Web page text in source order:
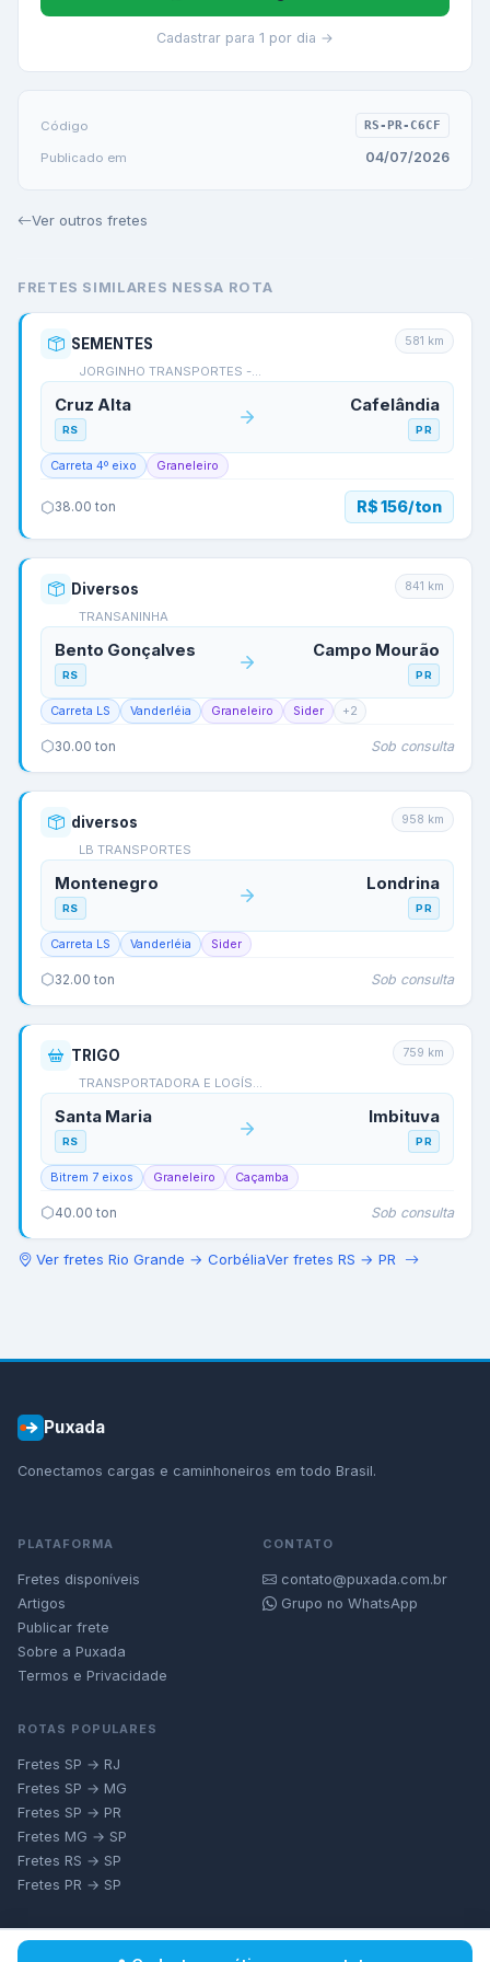
Cadastrar para 1 por dia →
Código RS-PR-C6CF
Publicado em 04/07/2026
Ver outros fretes
FRETES SIMILARES NESSA ROTA
SEMENTES
JORGINHO TRANSPORTES -…
581 km
Cruz Alta
RS
Cafelândia
PR
Carreta 4º eixo Graneleiro
38.00 ton R$ 156/ton
Diversos
TRANSANINHA
841 km
Bento Gonçalves
RS
Campo Mourão
PR
Carreta LS Vanderléia Graneleiro Sider +2
30.00 ton Sob consulta
diversos
LB TRANSPORTES
958 km
Montenegro
RS
Londrina
PR
Carreta LS Vanderléia Sider
32.00 ton Sob consulta
TRIGO
TRANSPORTADORA E LOGÍS…
759 km
Santa Maria
RS
Imbituva
PR
Bitrem 7 eixos Graneleiro Caçamba
40.00 ton Sob consulta
Ver fretes Rio Grande → CorbéliaVer fretes RS → PR
Puxada
Conectamos cargas e caminhoneiros em todo Brasil.
PLATAFORMA
Fretes disponíveis
Artigos
Publicar frete
Sobre a Puxada
Termos e Privacidade
CONTATO
contato@puxada.com.br
Grupo no WhatsApp
ROTAS POPULARES
Fretes SP → RJ
Fretes SP → MG
Fretes SP → PR
Fretes MG → SP
Fretes RS → SP
Fretes PR → SP